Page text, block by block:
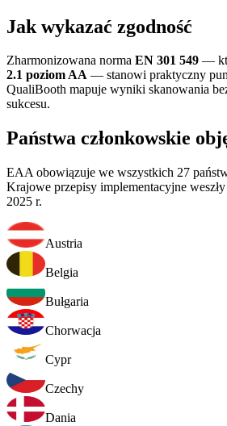
Jak wykazać zgodność
Zharmonizowana norma EN 301 549 —
2.1 poziom AA — stanowi praktyczny
QualiBooth mapuje wyniki skanowania
sukcesu.
Państwa członkowskie
EAA obowiązuje we wszystkich 27
Krajowe przepisy implementacyjne
2025 r.
Austria
Belgia
Bułgaria
Chorwacja
Cypr
Czechy
Dania